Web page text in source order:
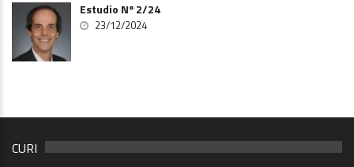
Estudio Nº 2/24
23/12/2024
CURI